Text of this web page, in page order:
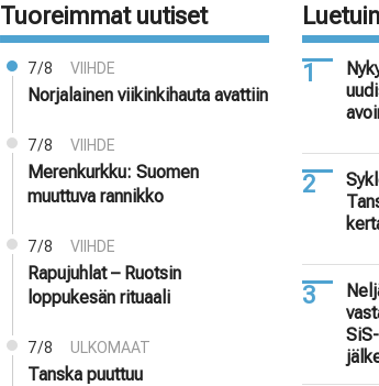
Tuoreimmat uutiset
7/8 VIIHDE
Norjalainen viikinkihauta avattiin
7/8 VIIHDE
Merenkurkku: Suomen
muuttuva rannikko
7/8 VIIHDE
Rapujuhlat – Ruotsin
loppukesän rituaali
7/8 ULKOMAAT
Tanska puuttuu